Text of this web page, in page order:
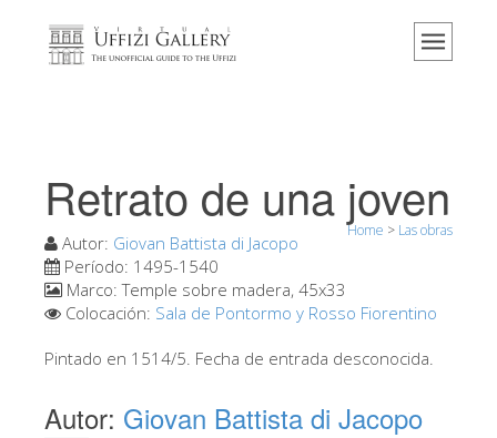
Home
Eventos y exposiciones
Los comentarios de los visitantes
Contáctenos
Visite los Uffizi
Reserve ahora
Retrato de una joven
Home > Las obras
Autor: Giovan Battista di Jacopo
Período: 1495-1540
Marco:Temple sobre madera, 45x33
Colocación: Sala de Pontormo y Rosso Fiorentino
Pintado en 1514/5. Fecha de entrada desconocida.
Autor: Giovan Battista di Jacopo